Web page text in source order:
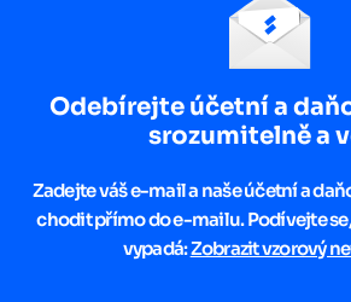
Odebírejte účetní a
srozumitelně a
Zadejte váš e-mail a naše účetní a
chodit přímo do e-mailu. Podívejte
vypadá:Zobrazit vzorový